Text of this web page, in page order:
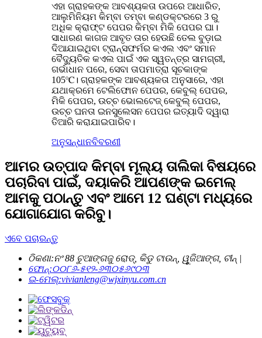
ଏହା ଗ୍ରାହକଙ୍କ ଆବଶ୍ୟକତା ଉପରେ ଆଧାରିତ,
ଆଲୁମିନିୟମ କିମ୍ବା ତମ୍ବା କଣ୍ଡକ୍ଟରରେ 3 ରୁ
ଅଧିକ କ୍ରାଫ୍ଟ ପେପର କିମ୍ବା ମିକି ପେପର ଘା।
ସାଧାରଣ କାଗଜ ଆବୃତ ତାର ହେଉଛି ତେଲ ବୁଡ଼ାଇ
ଦିଆଯାଇଥିବା ଟ୍ରାନ୍ସଫର୍ମର କଏଲ ଏବଂ ସମାନ
ବୈଦ୍ୟୁତିକ କଏଲ ପାଇଁ ଏକ ସ୍ୱତନ୍ତ୍ର ସାମଗ୍ରୀ,
ଗର୍ଭାଧାନ ପରେ, ସେବା ତାପମାତ୍ରା ସୂଚକାଙ୍କ
105℃। ଗ୍ରାହକଙ୍କ ଆବଶ୍ୟକତା ଅନୁସାରେ, ଏହା
ଯଥାକ୍ରମେ ଟେଲିଫୋନ ପେପର, କେବୁଲ୍ ପେପର,
ମିକି ପେପର, ଉଚ୍ଚ ଭୋଲଟେଜ୍ କେବୁଲ୍ ପେପର,
ଉଚ୍ଚ ଘନତା ଇନସୁଲେସନ ପେପର ଇତ୍ୟାଦି ଦ୍ୱାରା
ତିଆରି କରାଯାଇପାରିବ।
ଅନୁସନ୍ଧାନବିବରଣୀ
ଆମର ଉତ୍ପାଦ କିମ୍ବା ମୂଲ୍ୟ ତାଲିକା ବିଷୟରେ
ପଚାରିବା ପାଇଁ, ଦୟାକରି ଆପଣଙ୍କ ଇମେଲ୍
ଆମକୁ ପଠାନ୍ତୁ ଏବଂ ଆମେ 12 ଘଣ୍ଟା ମଧ୍ୟରେ
ଯୋଗାଯୋଗ କରିବୁ।
ଏବେ ପଚାରନ୍ତୁ
ଠିକଣା:ନଂ 88 ଚୁଆଙ୍ଗଜୁ ରୋଡ୍, କିଡୁ ଟାଉନ୍, ୱୁଜିଆଙ୍ଗ, ଚୀନ୍ |
ଫୋନ୍:୦୦୮୬-୫୧୨-୬୩୦୫୬୯୦୩
ଇ-ମେଲ୍:vivianleng@wjxinyu.com.cn